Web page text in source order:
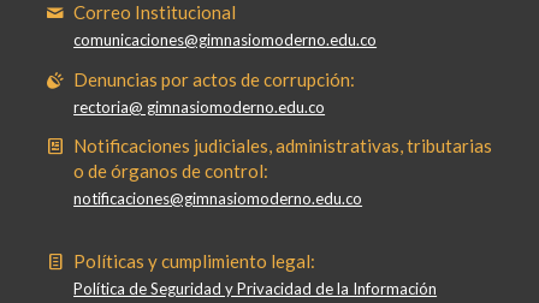
Correo Institucional
comunicaciones@gimnasiomoderno.edu.co
Denuncias por actos de corrupción:
rectoria@ gimnasiomoderno.edu.co
Notificaciones judiciales, administrativas, tributarias
o de órganos de control:
notificaciones@gimnasiomoderno.edu.co
Políticas y cumplimiento legal:
Política de Seguridad y Privacidad de la Información